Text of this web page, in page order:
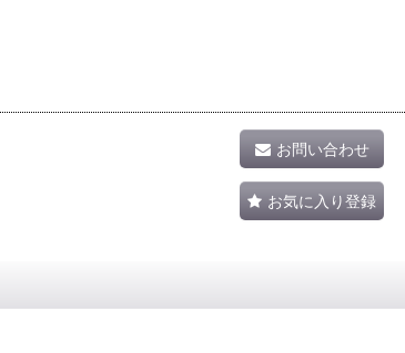
お問い合わせ
お気に入り登録